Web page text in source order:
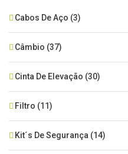
Cabos De Aço (3)
Câmbio (37)
Cinta De Elevação (30)
Filtro (11)
Kit´s De Segurança (14)